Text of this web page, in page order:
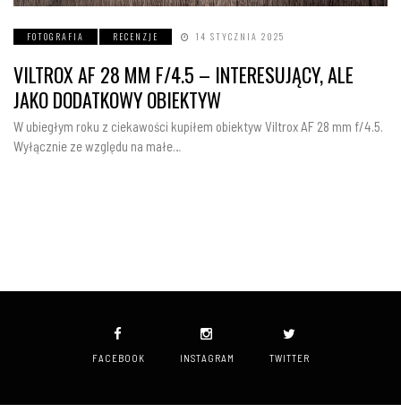
FOTOGRAFIA RECENZJE 14 STYCZNIA 2025
VILTROX AF 28 MM F/4.5 – INTERESUJĄCY, ALE
JAKO DODATKOWY OBIEKTYW
W ubiegłym roku z ciekawości kupiłem obiektyw Viltrox AF 28 mm f/4.5.
Wyłącznie ze względu na małe…
FACEBOOK INSTAGRAM TWITTER